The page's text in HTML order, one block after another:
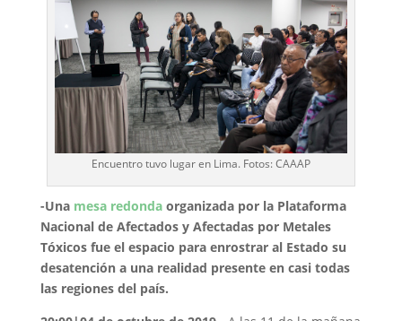
Encuentro tuvo lugar en Lima. Fotos: CAAAP
-Una mesa redondaorganizada por la Plataforma
Nacional de Afectados y Afectadas por Metales
Tóxicos fue el espacio para enrostrar al Estado su
desatención a una realidad presente en casi todas
las regiones del país.